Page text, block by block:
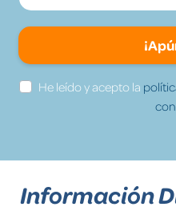
He leído y acepto la
Información